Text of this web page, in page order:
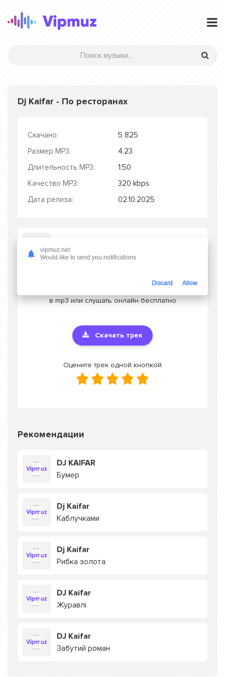
Dj Kaifar - По ресторанах
Скачано:
5 825
Размер MP3:
4.23
Длительность MP3:
1:50
Качество MP3:
320 kbps
Дата релиза:
02.10.2025
Слушать Dj Kaifar - По ресторанах
в mp3 или слушать онлайн бесплатно
Скачать трек
Оцените трек одной кнопкой
Рекомендации
DJ KAIFAR
Бумер
Dj Kaifar
Каблучками
Dj Kaifar
Рибка золота
DJ Kaifar
Журавлі
DJ Kaifar
Забутий роман
vipmuz.net
Would like to send you notifications
Discard Allow